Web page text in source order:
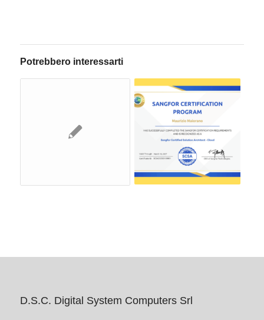
Potrebbero interessarti
D.S.C. Digital System Computers Srl